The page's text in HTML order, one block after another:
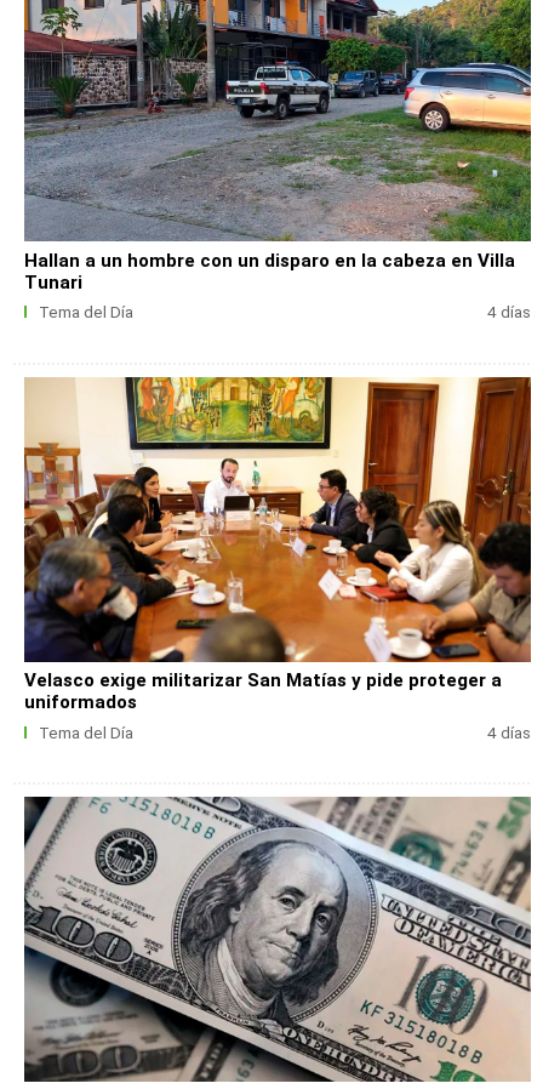
Hallan a un hombre con un disparo en la cabeza en Villa
Tunari
Tema del Día 4 días
Velasco exige militarizar San Matías y pide proteger a
uniformados
Tema del Día 4 días